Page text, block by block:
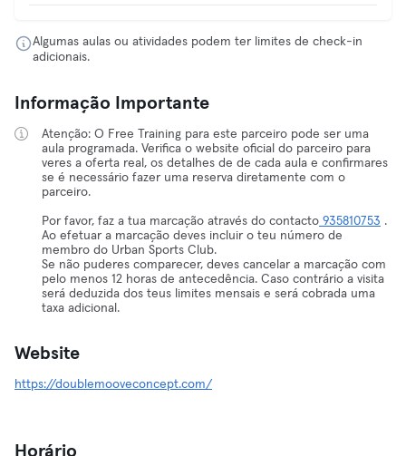
Algumas aulas ou atividades podem ter limites de check-in
adicionais.
Informação Importante
Atenção: O Free Training para este parceiro pode ser uma
aula programada. Verifica o website oficial do parceiro para
veres a oferta real, os detalhes de de cada aula e confirmares
se é necessário fazer uma reserva diretamente com o
parceiro.
Por favor, faz a tua marcação através do contacto 935810753 .
Ao efetuar a marcação deves incluir o teu número de
membro do Urban Sports Club.
Se não puderes comparecer, deves cancelar a marcação com
pelo menos 12 horas de antecedência. Caso contrário a visita
será deduzida dos teus limites mensais e será cobrada uma
taxa adicional.
Website
https://doublemooveconcept.com/
Horário